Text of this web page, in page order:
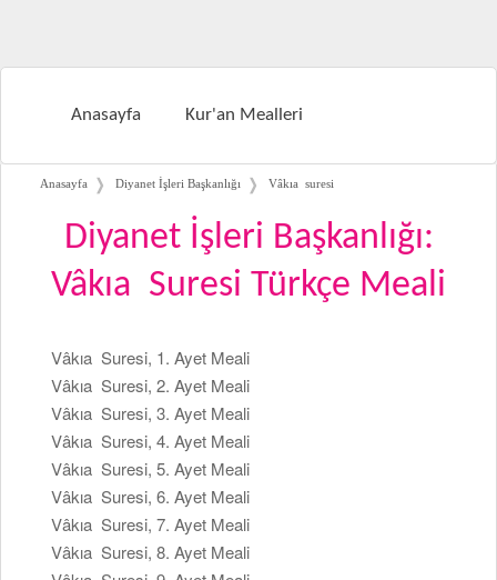
Anasayfa Kur'an Mealleri
Anasayfa ❭ Diyanet İşleri Başkanlığı ❭ Vâkıa suresi
Diyanet İşleri Başkanlığı:
Vâkıa Suresi Türkçe Meali
Vâkıa Suresi, 1. Ayet Meali
Vâkıa Suresi, 2. Ayet Meali
Vâkıa Suresi, 3. Ayet Meali
Vâkıa Suresi, 4. Ayet Meali
Vâkıa Suresi, 5. Ayet Meali
Vâkıa Suresi, 6. Ayet Meali
Vâkıa Suresi, 7. Ayet Meali
Vâkıa Suresi, 8. Ayet Meali